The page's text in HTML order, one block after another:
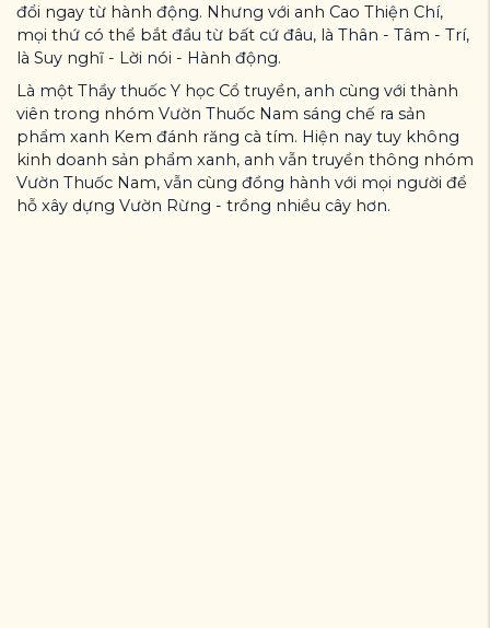
đổi ngay từ hành động. Nhưng với anh Cao Thiện Chí,
mọi thứ có thể bắt đầu từ bất cứ đâu, là Thân - Tâm - Trí,
là Suy nghĩ - Lời nói - Hành động.
Là một Thầy thuốc Y học Cổ truyền, anh cùng với thành
viên trong nhóm Vườn Thuốc Nam sáng chế ra sản
phẩm xanh Kem đánh răng cà tím. Hiện nay tuy không
kinh doanh sản phẩm xanh, anh vẫn truyền thông nhóm
Vườn Thuốc Nam, vẫn cùng đồng hành với mọi người để
hỗ xây dựng Vườn Rừng - trồng nhiều cây hơn.